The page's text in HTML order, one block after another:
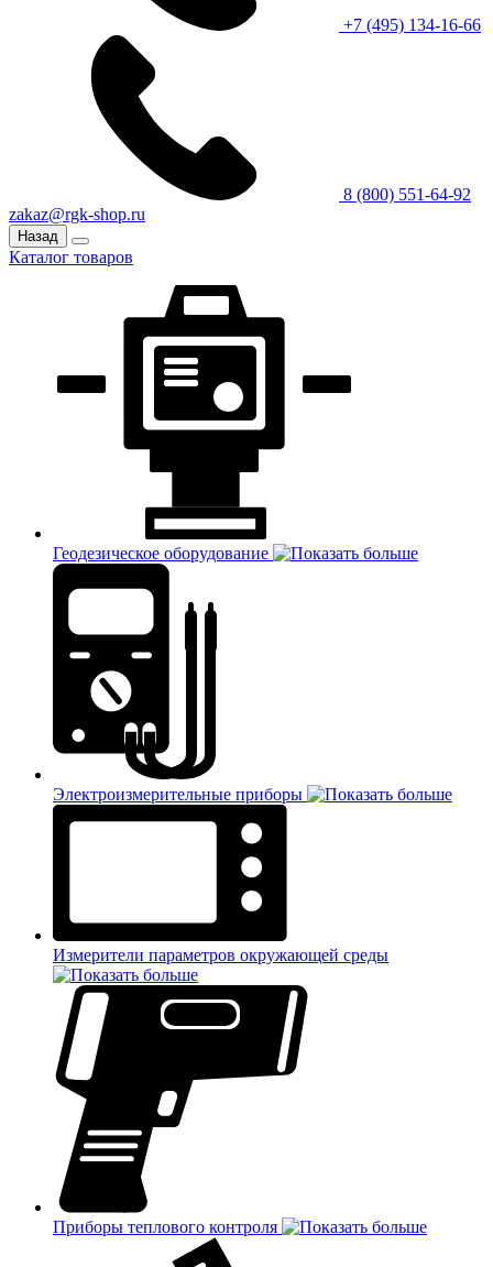
+7 (495) 134-16-66
8 (800) 551-64-92
zakaz@rgk-shop.ru
Назад
Каталог товаров
Геодезическое оборудование
Электроизмерительные приборы
Измерители параметров окружающей среды
Приборы теплового контроля